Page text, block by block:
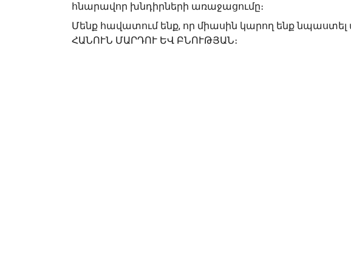
հնարավոր խնդիրների առաջացումը։
Մենք հավատում ենք, որ միասին կարող ենք նպաստել
ՀԱՆՈՒՆ ՄԱՐԴՈՒ ԵՎ ԲՆՈՒԹՅԱՆ։